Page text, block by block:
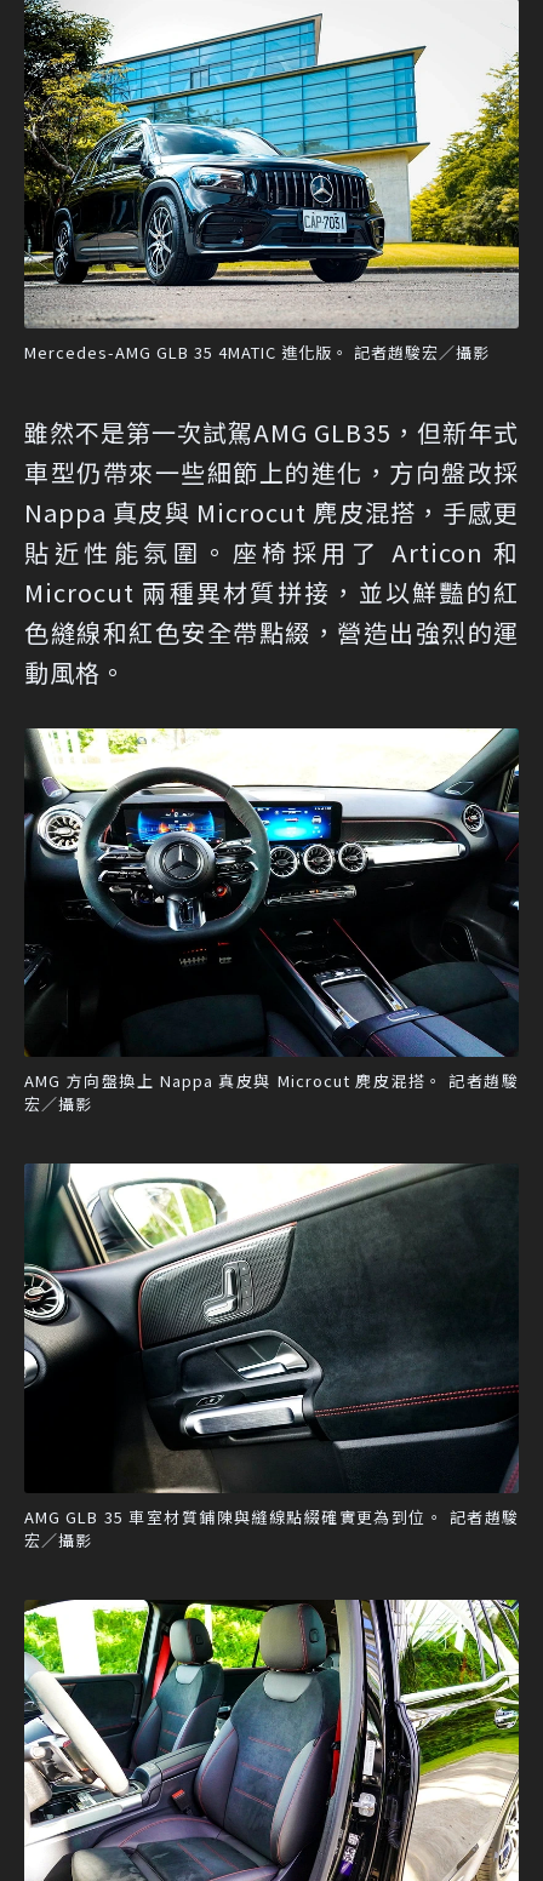
Mercedes-AMG GLB 35 4MATIC 進化版。 記者趙駿宏／攝影
雖然不是第一次試駕AMG GLB35，但新年式
車型仍帶來一些細節上的進化，方向盤改採
Nappa 真皮與 Microcut 麂皮混搭，手感更
貼近性能氛圍。座椅採用了 Articon 和
Microcut 兩種異材質拼接，並以鮮豔的紅
色縫線和紅色安全帶點綴，營造出強烈的運
動風格。
AMG 方向盤換上 Nappa 真皮與 Microcut 麂皮混搭。 記者趙駿
宏／攝影
AMG GLB 35 車室材質鋪陳與縫線點綴確實更為到位。 記者趙駿
宏／攝影